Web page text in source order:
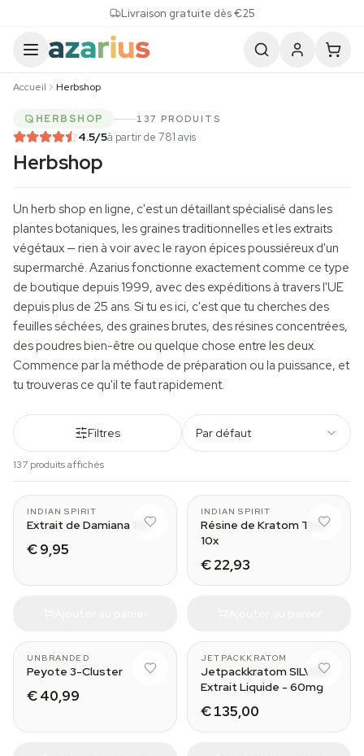
Livraison gratuite dès €25
Accueil Herbshop
HERBSHOP 137 PRODUITS
4.5/5à partir de 781 avis
Herbshop
Un herb shop en ligne, c'est un détaillant spécialisé dans les
plantes botaniques, les graines traditionnelles et les extraits
végétaux — rien à voir avec le rayon épices poussiéreux d'un
supermarché. Azarius fonctionne exactement comme ce type
de boutique depuis 1999, avec des expéditions à travers l'UE
depuis plus de 25 ans. Si tu es ici, c'est que tu cherches des
feuilles séchées, des graines brutes, des résines concentrées,
des poudres bien-être ou quelque chose entre les deux.
Commence par la méthode de préparation ou la puissance, et
tu trouveras ce qu'il te faut rapidement.
Filtres Par défaut
137 produits affichés
INDIAN SPIRIT
Extrait de Damiana 10x
€ 9,95
INDIAN SPIRIT
Résine de Kratom Thaï
10x
€ 22,93
UNBRANDED
Peyote 3-Cluster
€ 40,99
JETPACKKRATOM
Jetpackkratom SILVER
Extrait Liquide - 60mg
€ 135,00